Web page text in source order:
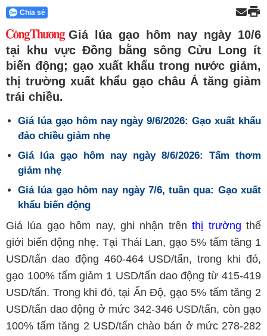
Chia sẻ
Giá lúa gạo hôm nay ngày 10/6
tại khu vực Đồng bằng sông Cửu Long ít
biến động; gạo xuất khẩu trong nước giảm,
thị trường xuất khẩu gạo châu Á tăng giảm
trái chiều.
Giá lúa gạo hôm nay ngày 9/6/2026: Gạo xuất khẩu
đảo chiều giảm nhẹ
Giá lúa gạo hôm nay ngày 8/6/2026: Tấm thơm
giảm nhẹ
Giá lúa gạo hôm nay ngày 7/6, tuần qua: Gạo xuất
khẩu biến động
Giá lúa gạo hôm nay, ghi nhận trênthị trường thế
giới biến động nhẹ. Tại Thái Lan, gạo 5% tấm tăng 1
USD/tấn dao động 460-464 USD/tấn, trong khi đó,
gạo 100% tấm giảm 1 USD/tấn dao động từ 415-419
USD/tấn. Trong khi đó, tại Ấn Độ, gạo 5% tấm tăng 2
USD/tấn dao động ở mức 342-346 USD/tấn, còn gạo
100% tấm tăng 2 USD/tấn chào bán ở mức 278-282